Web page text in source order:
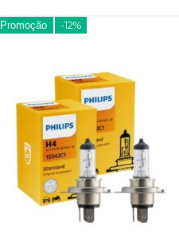
Promoção -12%